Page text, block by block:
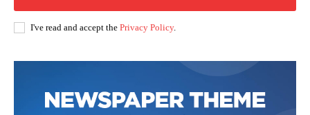
I've read and accept the Privacy Policy.